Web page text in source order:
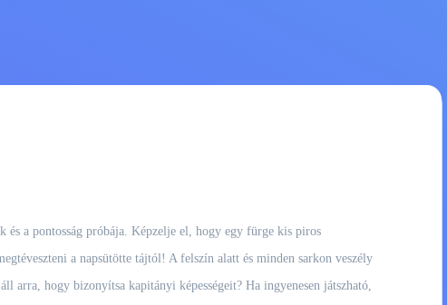
és a pontosság próbája. Képzelje el, hogy egy fürge kis piros
a napsütötte tájtól! A felszín alatt és minden sarkon veszély
arra, hogy bizonyítsa kapitányi képességeit? Ha ingyenesen játszható,